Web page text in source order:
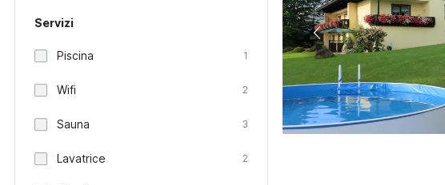
Servizi
Piscina 1
Wifi 2
Sauna 3
Lavatrice 2